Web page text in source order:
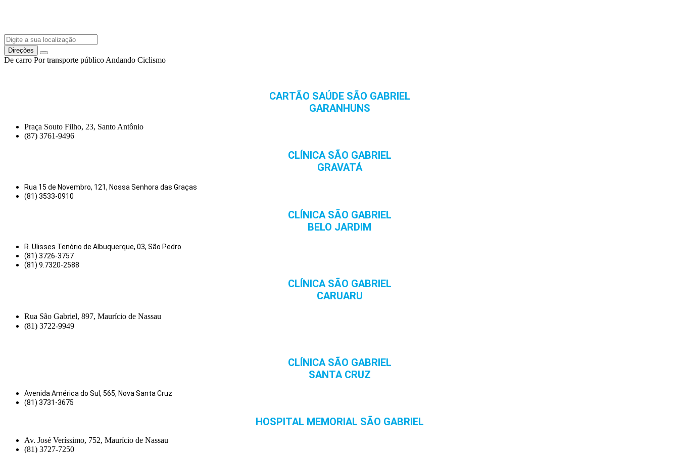
Direções
De carro Por transporte público Andando Ciclismo
CARTÃO SAÚDE SÃO GABRIEL
GARANHUNS
Praça Souto Filho, 23, Santo Antônio
(87) 3761-9496
CLÍNICA SÃO GABRIEL
GRAVATÁ
Rua 15 de Novembro, 121, Nossa Senhora das Graças
(81) 3533-0910
CLÍNICA SÃO GABRIEL
BELO JARDIM
R. Ulisses Tenório de Albuquerque, 03, São Pedro
(81) 3726-3757
(81) 9.7320-2588
CLÍNICA SÃO GABRIEL
CARUARU
Rua São Gabriel, 897, Maurício de Nassau
(81) 3722-9949
CLÍNICA SÃO GABRIEL
SANTA CRUZ
Avenida América do Sul, 565, Nova Santa Cruz
(81) 3731-3675
HOSPITAL MEMORIAL SÃO GABRIEL
Av. José Veríssimo, 752, Maurício de Nassau
(81) 3727-7250